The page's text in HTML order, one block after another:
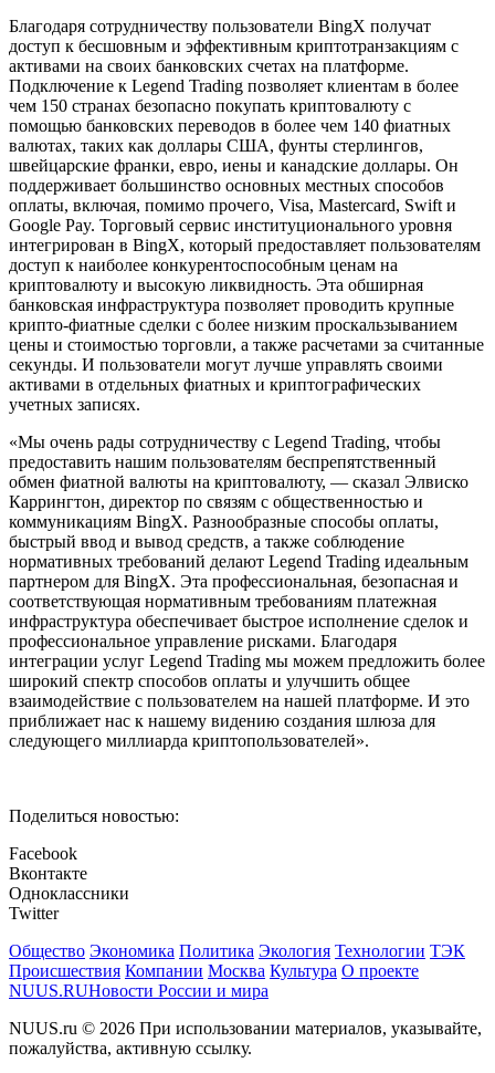
Благодаря сотрудничеству пользователи BingX получат
доступ к бесшовным и эффективным криптотранзакциям с
активами на своих банковских счетах на платформе.
Подключение к Legend Trading позволяет клиентам в более
чем 150 странах безопасно покупать криптовалюту с
помощью банковских переводов в более чем 140 фиатных
валютах, таких как доллары США, фунты стерлингов,
швейцарские франки, евро, иены и канадские доллары. Он
поддерживает большинство основных местных способов
оплаты, включая, помимо прочего, Visa, Mastercard, Swift и
Google Pay. Торговый сервис институционального уровня
интегрирован в BingX, который предоставляет пользователям
доступ к наиболее конкурентоспособным ценам на
криптовалюту и высокую ликвидность. Эта обширная
банковская инфраструктура позволяет проводить крупные
крипто-фиатные сделки с более низким проскальзыванием
цены и стоимостью торговли, а также расчетами за считанные
секунды. И пользователи могут лучше управлять своими
активами в отдельных фиатных и криптографических
учетных записях.
«Мы очень рады сотрудничеству с Legend Trading, чтобы
предоставить нашим пользователям беспрепятственный
обмен фиатной валюты на криптовалюту, — сказал Элвиско
Каррингтон, директор по связям с общественностью и
коммуникациям BingX. Разнообразные способы оплаты,
быстрый ввод и вывод средств, а также соблюдение
нормативных требований делают Legend Trading идеальным
партнером для BingX. Эта профессиональная, безопасная и
соответствующая нормативным требованиям платежная
инфраструктура обеспечивает быстрое исполнение сделок и
профессиональное управление рисками. Благодаря
интеграции услуг Legend Trading мы можем предложить более
широкий спектр способов оплаты и улучшить общее
взаимодействие с пользователем на нашей платформе. И это
приближает нас к нашему видению создания шлюза для
следующего миллиарда криптопользователей».
Поделиться новостью:
Facebook
Вконтакте
Одноклассники
Twitter
Общество Экономика Политика Экология Технологии ТЭК
Происшествия Компании Москва Культура О проекте
NUUS.RUНовости России и мира
NUUS.ru © 2026 При использовании материалов, указывайте,
пожалуйства, активную ссылку.